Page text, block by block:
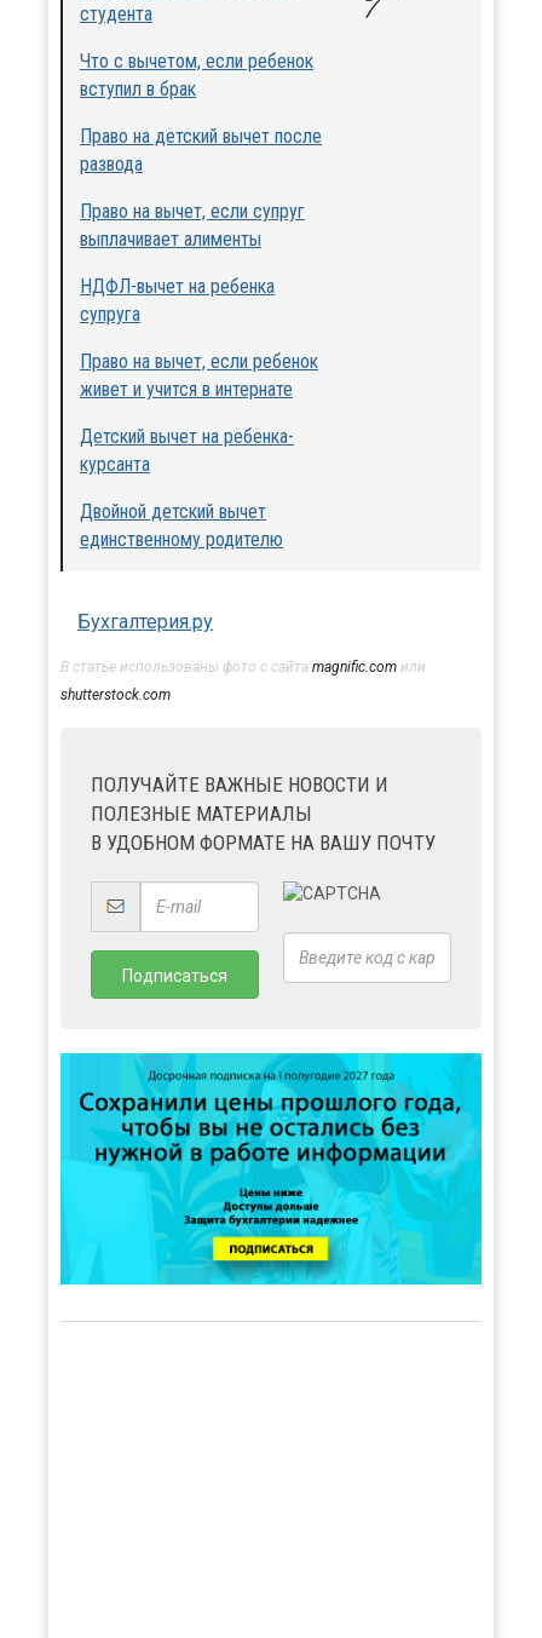
студента
Что с вычетом, если ребенок
вступил в брак
Право на детский вычет после
развода
Право на вычет, если супруг
выплачивает алименты
НДФЛ-вычет на ребенка
супруга
Право на вычет, если ребенок
живет и учится в интернате
Детский вычет на ребенка-
курсанта
Двойной детский вычет
единственному родителю
Бухгалтерия.ру
В статье использованы фото с сайта magnific.com или
shutterstock.com
ПОЛУЧАЙТЕ ВАЖНЫЕ НОВОСТИ И
ПОЛЕЗНЫЕ МАТЕРИАЛЫ
В УДОБНОМ ФОРМАТЕ НА ВАШУ ПОЧТУ